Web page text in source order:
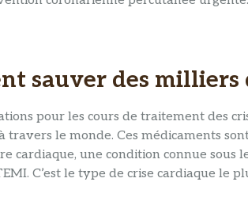
sauver des milliers
pour les cours de traitement des
le monde. Ces médicaments
cardiaque, une condition connue sous
C’est le type de crise cardiaque le